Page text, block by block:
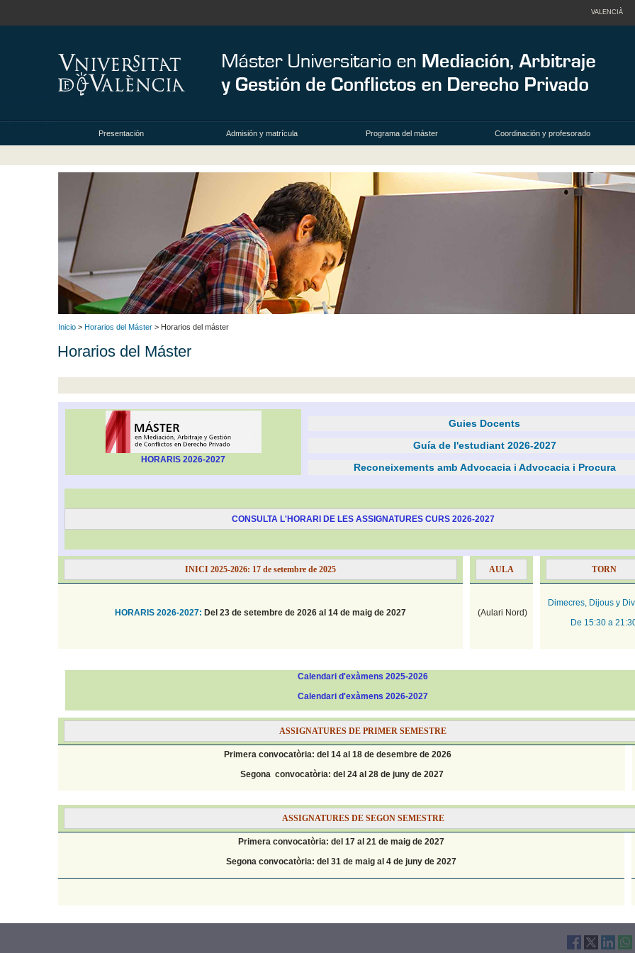
VALENCIÀ
Presentación Admisión y matrícula Programa del máster Coordinación y profesorado
Inicio > Horarios del Máster > Horarios del máster
Horarios del Máster
HORARIS 2026-2027
Guies Docents
Guía de l'estudiant 2026-2027
Reconeixements amb Advocacia i Advocacia i Procura
CONSULTA L'HORARI DE LES ASSIGNATURES CURS 2026-2027
INICI 2025-2026: 17 de setembre de 2025 AULA TORN
HORARIS 2026-2027:Del 23 de setembre de 2026 al 14 de maig de 2027 (Aulari Nord)
Dimecres, Dijous y
De 15:30 a
Calendari d'exàmens 2025-2026
Calendari d'exàmens 2026-2027
ASSIGNATURES DE PRIMER SEMESTRE
Primera convocatòria: del 14 al 18 de desembre de 2026
Segona convocatòria: del 24 al 28 de juny de 2027
ASSIGNATURES DE SEGON SEMESTRE
Primera convocatòria: del 17 al 21 de maig de 2027
Segona convocatòria: del 31 de maig al 4 de juny de 2027